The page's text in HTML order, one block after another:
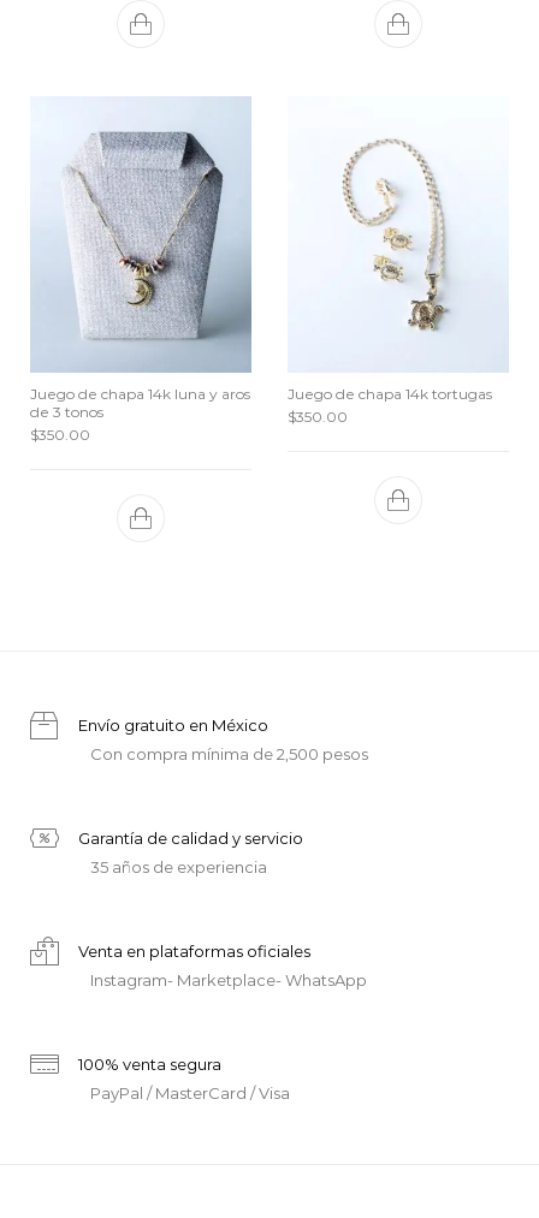
Juego de chapa 14k luna y aros
de 3 tonos
$350.00
Juego de chapa 14k tortugas
$350.00
Envío gratuito en México
Con compra mínima de 2,500 pesos
Garantía de calidad y servicio
35 años de experiencia
Venta en plataformas oficiales
Instagram- Marketplace- WhatsApp
100% venta segura
PayPal / MasterCard / Visa